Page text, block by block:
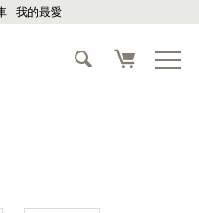
我的最愛